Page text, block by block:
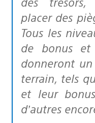
placer des
Tous les
de bonus et
donneront
terrain, tels
et leur
d’autres